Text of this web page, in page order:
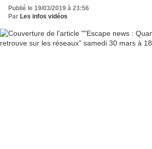
Publié le 19/03/2019 à 23:56
Par Les infos vidéos